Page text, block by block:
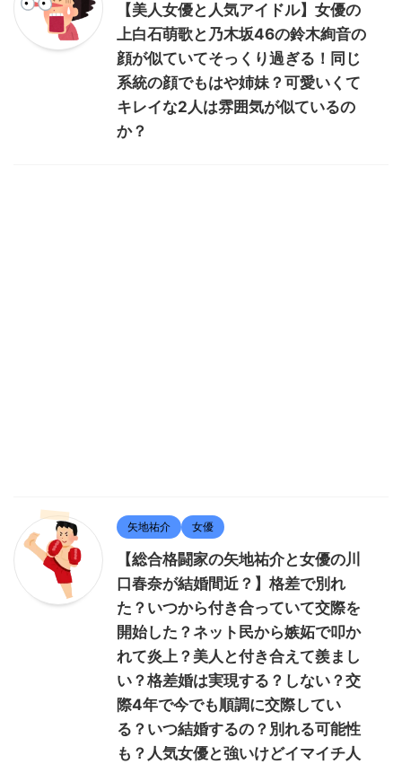
【美人女優と人気アイドル】女優の
上白石萌歌と乃木坂46の鈴木絢音の
顔が似ていてそっくり過ぎる！同じ
系統の顔でもはや姉妹？可愛いくて
キレイな2人は雰囲気が似ているの
か？
矢地祐介 女優
【総合格闘家の矢地祐介と女優の川
口春奈が結婚間近？】格差で別れ
た？いつから付き合っていて交際を
開始した？ネット民から嫉妬で叩か
れて炎上？美人と付き合えて羨まし
い？格差婚は実現する？しない？交
際4年で今でも順調に交際してい
る？いつ結婚するの？別れる可能性
も？人気女優と強いけどイマイチ人